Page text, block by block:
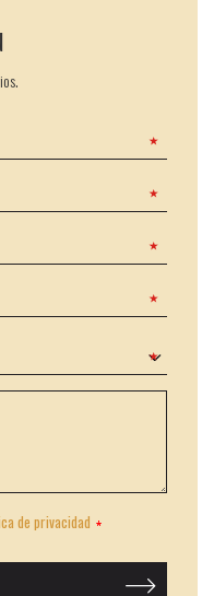
de privacidad